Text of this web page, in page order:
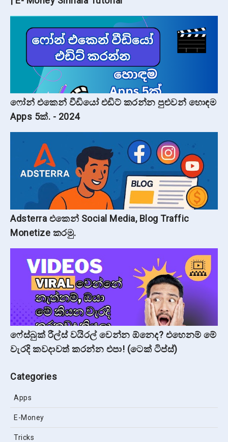
ෆෝන් එකෙන් වීඩියෝ එඩිට් කරන්න පුළුවන් හොඳම
Apps 5ක්. - 2024
Adsterra එකෙන් Social Media, Blog Traffic
Monetize කරමු.
ෆේස්බුක් රීල්ස් වයිරල් වෙන්න ඕනෙද? එහෙනම් මේ
වැරදි කවදාවත් කරන්න එපා! (ටෙක් ටිප්ස්)
Categories
Apps
E-Money
Tricks